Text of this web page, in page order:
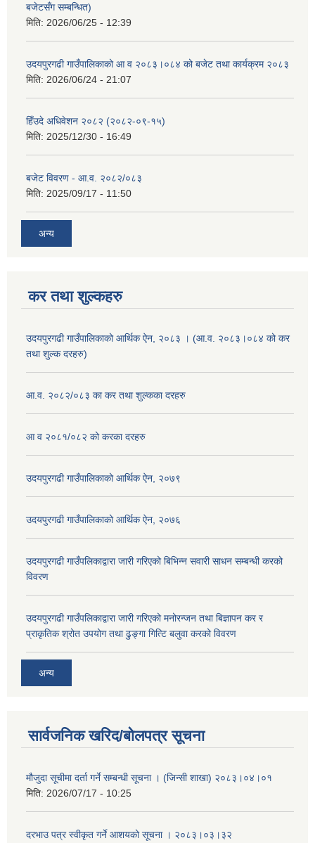
बजेटसँग सम्बन्धित)
मिति: 2026/06/25 - 12:39
उदयपुरगढी गाउँपालिकाको आ व २०८३।०८४ को बजेट तथा कार्यक्रम २०८३
मिति: 2026/06/24 - 21:07
हिँउदे अधिवेशन २०८२ (२०८२-०९-१५)
मिति: 2025/12/30 - 16:49
बजेट विवरण - आ.व. २०८२/०८३
मिति: 2025/09/17 - 11:50
अन्य
कर तथा शुल्कहरु
उदयपुरगढी गाउँपालिकाको आर्थिक ऐन, २०८३ । (आ.व. २०८३।०८४ को कर
तथा शुल्क दरहरु)
आ.व. २०८२/०८३ का कर तथा शुल्कका दरहरु
आ व २०८१/०८२ को करका दरहरु
उदयपुरगढी गाउँपालिकाको आर्थिक ऐन, २०७९
उदयपुरगढी गाउँपालिकाको आर्थिक ऐन, २०७६
उदयपुरगढी गाउँपलिकाद्वारा जारी गरिएको बिभिन्न सवारी साधन सम्बन्धी करको
विवरण
उदयपुरगढी गाउँपलिकाद्वारा जारी गरिएको मनोरन्जन तथा बिज्ञापन कर र
प्राकृतिक श्रोत उपयोग तथा ढुङ्गा गित्टि बलुवा करको विवरण
अन्य
सार्वजनिक खरिद/बोलपत्र सूचना
मौजुदा सूचीमा दर्ता गर्ने सम्बन्धी सूचना । (जिन्सी शाखा) २०८३।०४।०१
मिति: 2026/07/17 - 10:25
दरभाउ पत्र स्वीकृत गर्ने आशयको सूचना । २०८३।०३।३२